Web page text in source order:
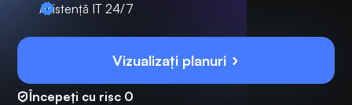
Asistență IT 24/7
Vizualizați planuri
Începeți cu risc 0